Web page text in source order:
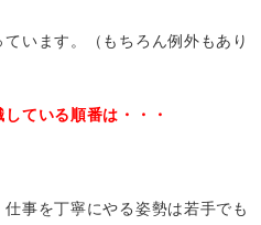
います。（もちろん例外もあり
ている順番は・・・
事を丁寧にやる姿勢は若手でも